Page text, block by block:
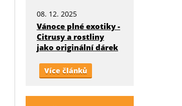
08. 12. 2025
Vánoce plné exotiky -
Citrusy a rostliny
jako originální dárek
Více článků